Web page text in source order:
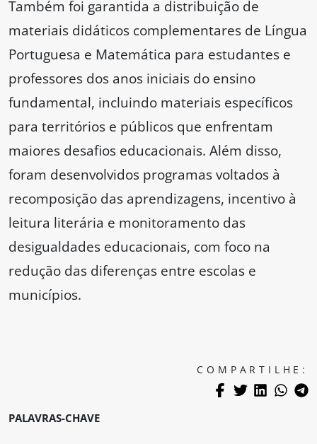
Também foi garantida a distribuição de
materiais didáticos complementares de Língua
Portuguesa e Matemática para estudantes e
professores dos anos iniciais do ensino
fundamental, incluindo materiais específicos
para territórios e públicos que enfrentam
maiores desafios educacionais. Além disso,
foram desenvolvidos programas voltados à
recomposição das aprendizagens, incentivo à
leitura literária e monitoramento das
desigualdades educacionais, com foco na
redução das diferenças entre escolas e
municípios.
COMPARTILHE:
PALAVRAS-CHAVE